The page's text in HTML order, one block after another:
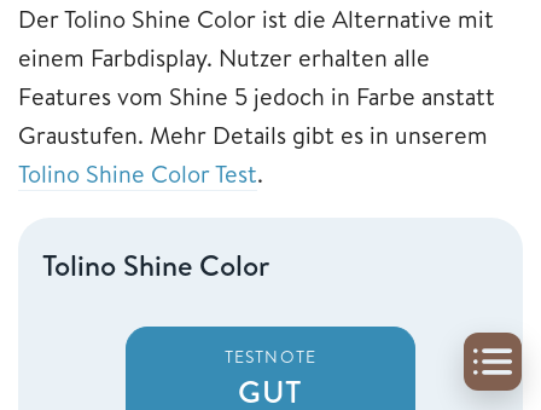
Der Tolino Shine Color ist die Alternative mit
einem Farbdisplay. Nutzer erhalten alle
Features vom Shine 5 jedoch in Farbe anstatt
Graustufen. Mehr Details gibt es in unserem
Tolino Shine Color Test.
Tolino Shine Color
TESTNOTE
GUT